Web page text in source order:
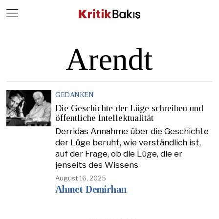
Arendt
GEDANKEN
Die Geschichte der Lüge schreiben und
öffentliche Intellektualität
Derridas Annahme über die Geschichte
der Lüge beruht, wie verständlich ist,
auf der Frage, ob die Lüge, die er
jenseits des Wissens
August 16, 2025
Ahmet Demirhan